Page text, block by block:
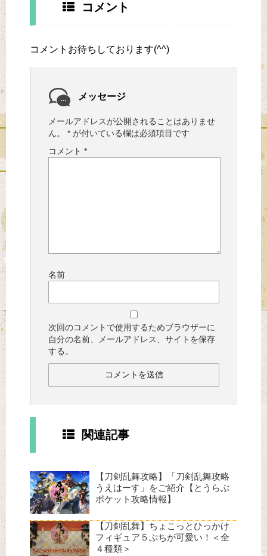
コメント
コメントお待ちしております(^^)
メッセージ
メールアドレスが公開されることはありませ
ん。
* が付いている欄は必須項目です
コメント *
名前
次回のコメントで使用するためブラウザーに
自分の名前、メールアドレス、サイトを保存
する。
関連記事
【刀剣乱舞攻略】「刀剣乱舞攻略
うえはーす」をご紹介【とうらぶ
ポケット攻略情報】
【刀剣乱舞】ちょこっとひっかけ
フィギュア５ぷちが可愛い！＜全
４種類＞